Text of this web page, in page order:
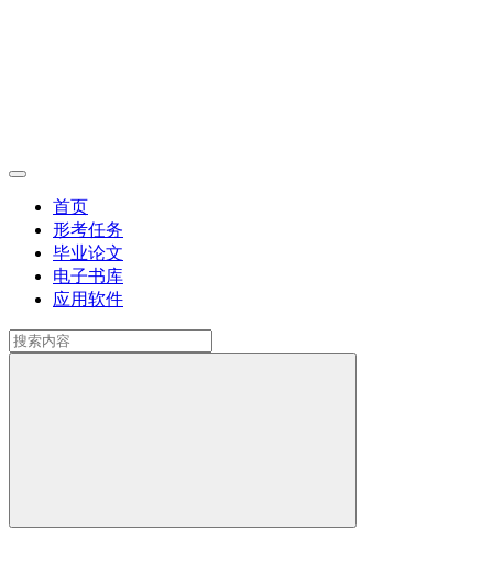
首页
形考任务
毕业论文
电子书库
应用软件